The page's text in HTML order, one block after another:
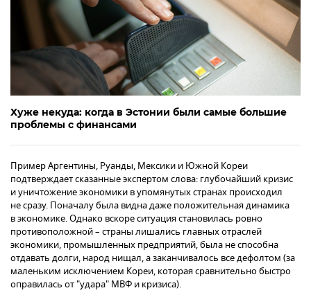
Хуже некуда: когда в Эстонии были самые большие
проблемы с финансами
Пример Аргентины, Руанды, Мексики и Южной Кореи
подтверждает сказанные экспертом слова: глубочайший кризис
и уничтожение экономики в упомянутых странах происходил
не сразу. Поначалу была видна даже положительная динамика
в экономике. Однако вскоре ситуация становилась ровно
противоположной – страны лишались главных отраслей
экономики, промышленных предприятий, была не способна
отдавать долги, народ нищал, а заканчивалось все дефолтом (за
маленьким исключением Кореи, которая сравнительно быстро
оправилась от "удара" МВФ и кризиса).